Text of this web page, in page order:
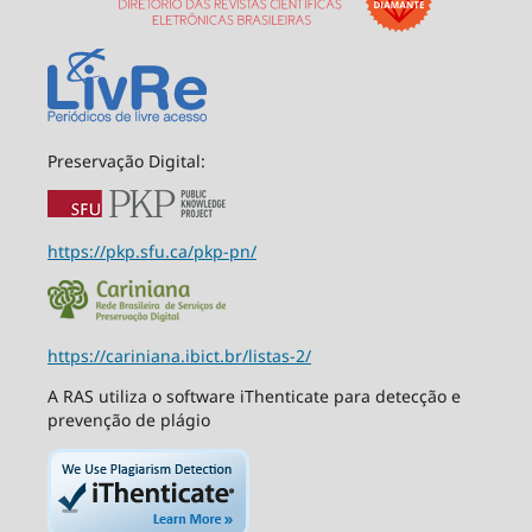
Preservação Digital:
https://pkp.sfu.ca/pkp-pn/
https://cariniana.ibict.br/listas-2/
A RAS utiliza o software iThenticate para detecção e
prevenção de plágio